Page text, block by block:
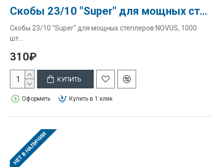
Скобы 23/10 "Super" для мощных степлеров NOVUS, 1000 шт.
Скобы 23/10 "Super" для мощных степлеров NOVUS, 1000
шт...
310₽
КУПИТЬ
Оформить Купить в 1 клик
НЕТ В НАЛИЧИИ